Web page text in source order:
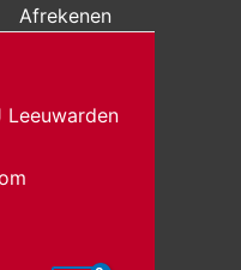
Afrekenen
Leeuwarden